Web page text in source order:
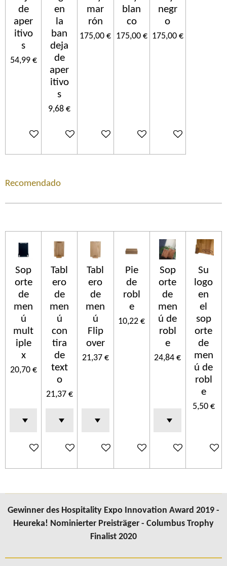
de
aper
itivo
s
54,99 €
In den Warenkorb
en
la
ban
deja
de
aper
itivo
s
9,68 €
In den Warenkorb
mar
rón
175,00 €
In den Warenkorb
blan
co
175,00 €
In den Warenkorb
negr
o
175,00 €
In den Warenkorb
Recomendado
Sop
orte
de
men
ú
mult
iple
x
20,70 €
In den Warenkorb
Tabl
ero
de
men
ú
con
tira
de
text
o
21,37 €
In den Warenkorb
Tabl
ero
de
men
ú
Flip
over
21,37 €
In den Warenkorb
Pie
de
robl
e
10,22 €
In den Warenkorb
Sop
orte
de
men
ú de
robl
e
24,84 €
In den Warenkorb
Su
logo
en
el
sop
orte
de
men
ú de
robl
e
5,50 €
In den
Gewinner des Hospitality Expo Innovation Award 2019 -
Heureka! Nominierter Preisträger - Columbus Trophy
Finalist 2020